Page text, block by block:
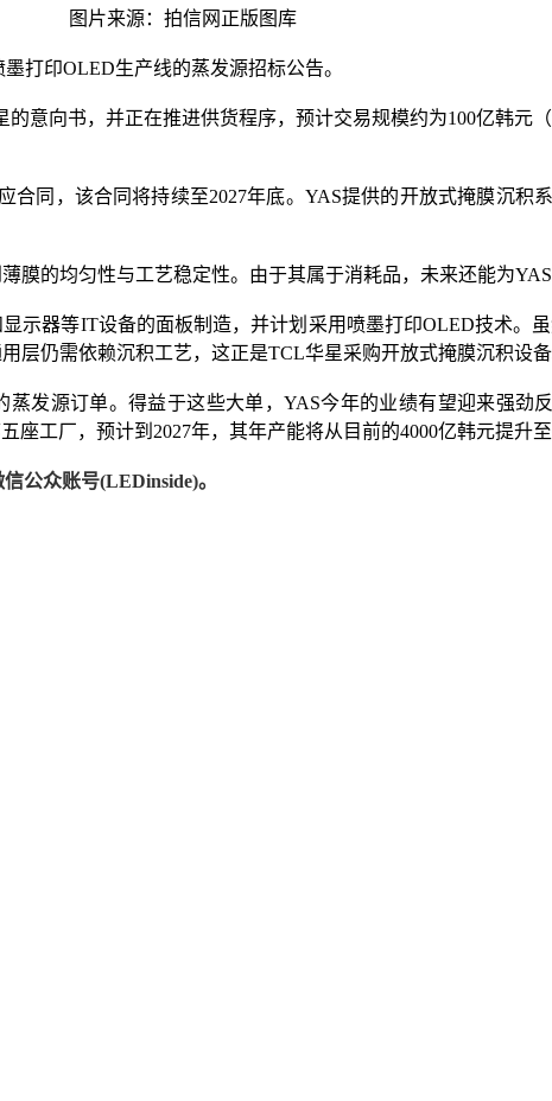
图片来源：拍信网正版图库
打印OLED生产线的蒸发源招标公告。
意向书，并正在推进供货程序，预计交易规模约为100亿韩元
同，该合同将持续至2027年底。YAS提供的开放式掩膜沉积
的均匀性与工艺稳定性。由于其属于消耗品，未来还能为YAS
示器等IT设备的面板制造，并计划采用喷墨打印OLED技术。
仍需依赖沉积工艺，这正是TCL华星采购开放式掩膜沉积设备
发源订单。得益于这些大单，YAS今年的业绩有望迎来强劲
工厂，预计到2027年，其年产能将从目前的4000亿韩元提升
公众账号(LEDinside)。